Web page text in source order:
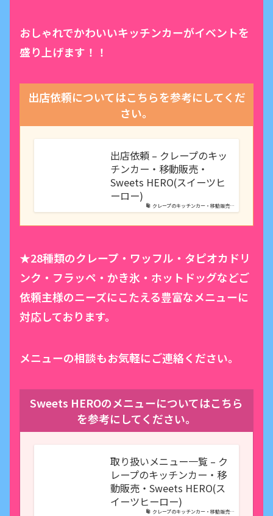
おしゃれでかわいいキッチンカーがイベントを
盛り上げます！！
出店依頼についてはこちらを参考にしてくだ
さい。
クレープのキッチンカー・移動販売…
出店依頼 – クレープのキッ
チンカー・移動販売・
Sweets HERO(スイーツヒ
ーロー)
★28種類のクレープ・ワッフル・タピオカドリ
ンク・フラッペ・かき氷・ホットドッグなどご
依頼主様のニーズにこたえる豊富なメニューに
対応しております。
メニューの相談もお気軽にご連絡ください。
Sweets HEROのメニューについてはこちら
を参考にしてください。
クレープのキッチンカー・移動販売…
取り扱いメニュー一覧 – ク
レープのキッチンカー・移
動販売・Sweets HERO(ス
イーツヒーロー)